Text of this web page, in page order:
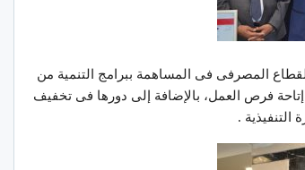
المصرفى فى المساهمة ببرامج التنمية من
فرص العمل، بالإضافة إلى دورها فى تخفيف
التنفيذية .